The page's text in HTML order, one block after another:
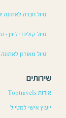
טיול חברה לאתונה
טיול קולינרי ליוון
טיול מאורגן
שירותים
אודות Toptravels
ייעוץ אישי למטייל